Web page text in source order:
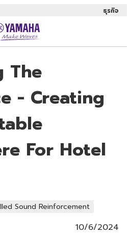
ธุรกิจ
The
- Creating
For Hotel
Sound Reinforcement
10/6/2024